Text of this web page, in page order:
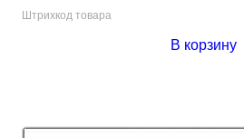
Штрихкод товара
В корзину